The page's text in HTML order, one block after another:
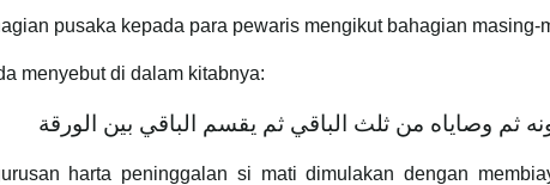
pusaka kepada para pewaris mengikut bahagian masing-
menyebut di dalam kitabnya:
ثم وصاياه من ثلث الباقي ثم يقسم الباقي بين الورقة
harta peninggalan si mati dimulakan dengan